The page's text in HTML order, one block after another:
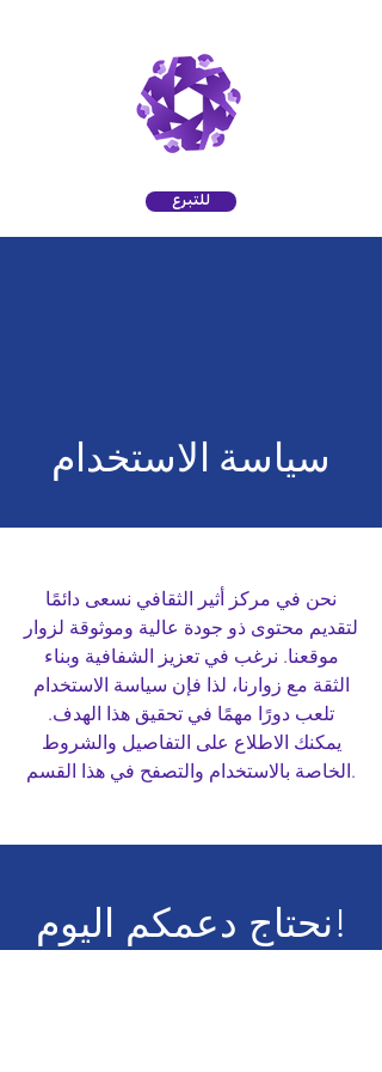
للتبرع
سياسة الاستخدام
نحن في مركز أثير الثقافي نسعى دائمًا
لتقديم محتوى ذو جودة عالية وموثوقة لزوار
موقعنا. نرغب في تعزيز الشفافية وبناء
الثقة مع زوارنا، لذا فإن سياسة الاستخدام
تلعب دورًا مهمًا في تحقيق هذا الهدف.
يمكنك الاطلاع على التفاصيل والشروط
الخاصة بالاستخدام والتصفح في هذا القسم.
نحتاج دعمكم اليوم!